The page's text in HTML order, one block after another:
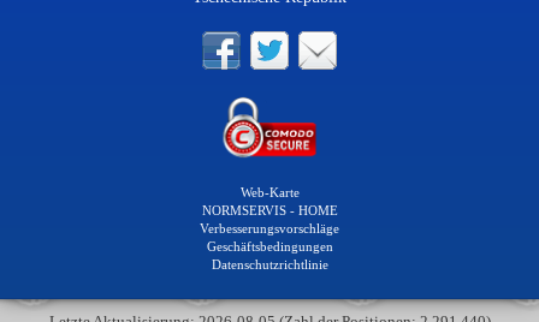
Web-Karte
NORMSERVIS - HOME
Verbesserungsvorschläge
Geschäftsbedingungen
Datenschutzrichtlinie